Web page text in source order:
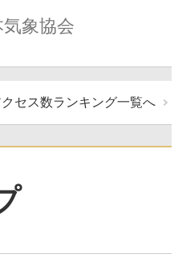
気象協会
クセス数ランキング一覧へ